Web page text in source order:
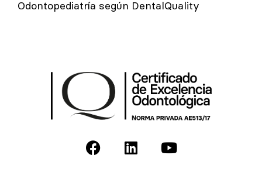
Odontopediatría según DentalQuality